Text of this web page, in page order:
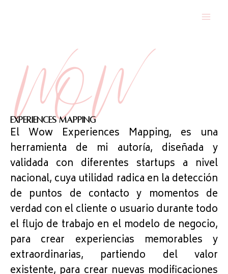
EXPERIENCES MAPPING
El Wow
Experiences Mapping, es una
herramienta de mi autoría,
diseñada y
validada con diferentes startups a nivel
nacional, cuya utilidad radica en la detección
de puntos de contacto y momentos de
verdad con el cliente o usuario durante todo
el flujo de trabajo en el modelo de negocio,
para crear experiencias memorables y
extraordinarias, partiendo del valor